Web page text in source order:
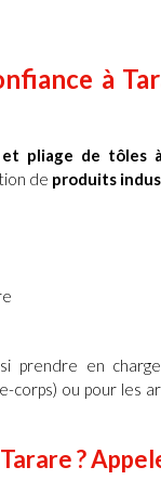
à
pliage de tôles
de produits
prendre en
corps) ou pour les
?